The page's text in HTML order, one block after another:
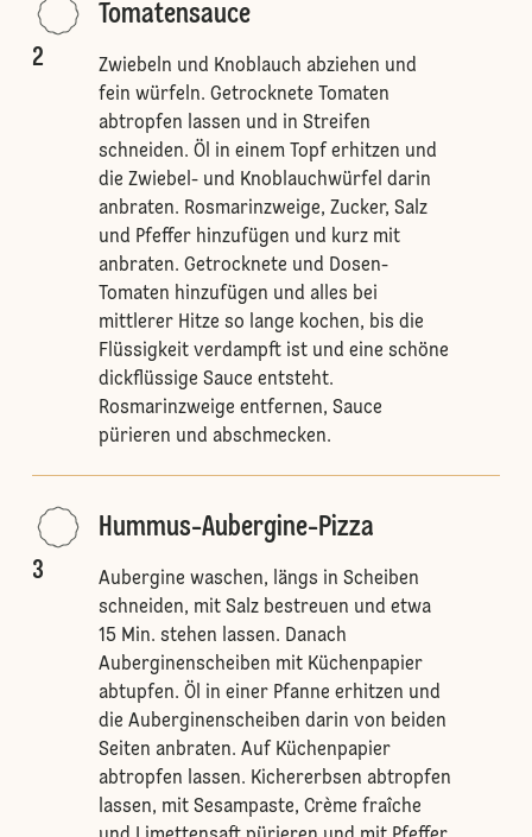
2
Tomatensauce
Zwiebeln und Knoblauch abziehen und
fein würfeln. Getrocknete Tomaten
abtropfen lassen und in Streifen
schneiden. Öl in einem Topf erhitzen und
die Zwiebel- und Knoblauchwürfel darin
anbraten. Rosmarinzweige, Zucker, Salz
und Pfeffer hinzufügen und kurz mit
anbraten. Getrocknete und Dosen-
Tomaten hinzufügen und alles bei
mittlerer Hitze so lange kochen, bis die
Flüssigkeit verdampft ist und eine schöne
dickflüssige Sauce entsteht.
Rosmarinzweige entfernen, Sauce
pürieren und abschmecken.
3
Hummus-Aubergine-Pizza
Aubergine waschen, längs in Scheiben
schneiden, mit Salz bestreuen und etwa
15 Min. stehen lassen. Danach
Auberginenscheiben mit Küchenpapier
abtupfen. Öl in einer Pfanne erhitzen und
die Auberginenscheiben darin von beiden
Seiten anbraten. Auf Küchenpapier
abtropfen lassen. Kichererbsen abtropfen
lassen, mit Sesampaste, Crème fraîche